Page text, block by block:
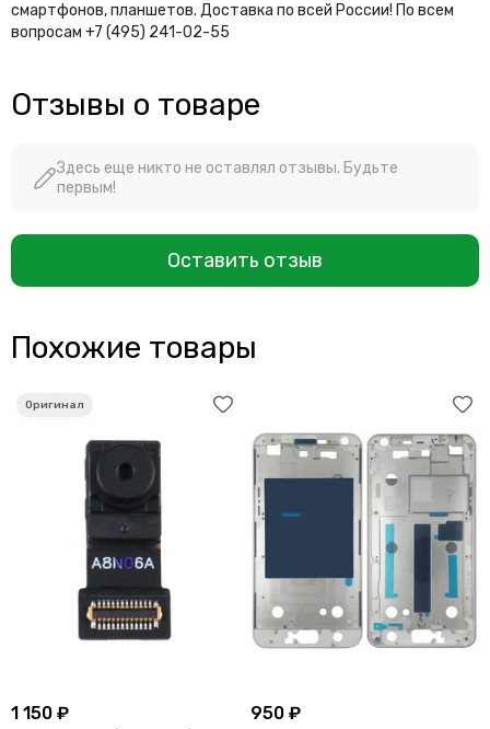
смартфонов, планшетов. Доставка по всей России! По всем
вопросам +7 (495) 241-02-55
Отзывы о товаре
Здесь еще никто не оставлял отзывы. Будьте
первым!
Оставить отзыв
Похожие товары
1 150 ₽ 950 ₽